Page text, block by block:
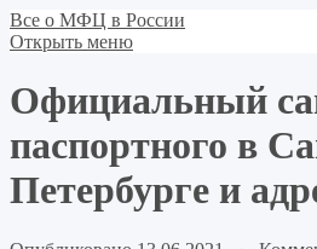
Все о МФЦ в России
Открыть меню
Официальный
паспортного в
Петербурге и